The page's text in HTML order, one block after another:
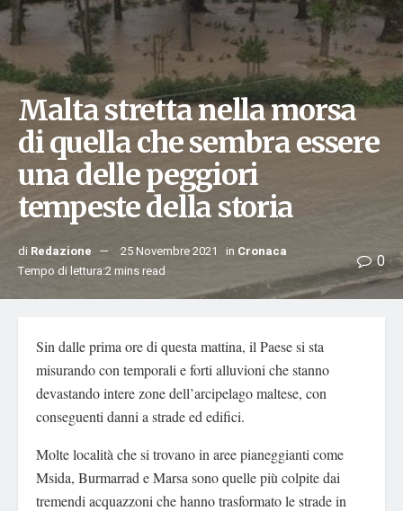
Malta stretta nella morsa
di quella che sembra essere
una delle peggiori
tempeste della storia
di Redazione 25 Novembre 2021 in Cronaca
Tempo di lettura:2 mins read
0
Sin dalle prima ore di questa mattina, il Paese si sta
misurando con temporali e forti alluvioni che stanno
devastando intere zone dell’arcipelago maltese, con
conseguenti danni a strade ed edifici.
Molte località che si trovano in aree pianeggianti come
Msida, Burmarrad e Marsa sono quelle più colpite dai
tremendi acquazzoni che hanno trasformato le strade in